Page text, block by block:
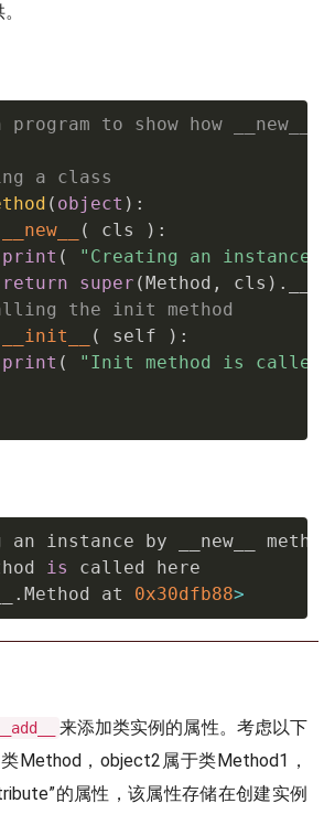
program to show how __new__
a class
( object ) :
__new__ ( cls ) :
print (
"Creating an instance
return
super (Method , cls ) .
the init method
__init__ ( self ) :
print ( "Init method is
an instance by __new__
is
. Method at 0x30dfb88>
__add__
来添加类实例的属性。考虑以下
Method，object2属于类Method1，
的属性，该属性存储在创建实例